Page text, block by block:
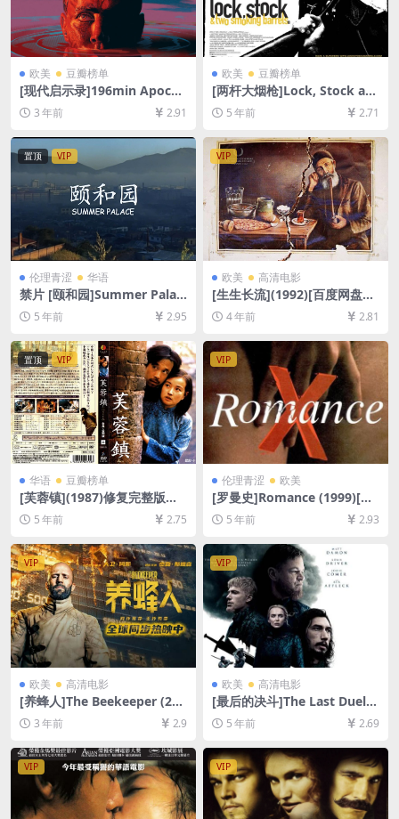
欧美 豆瓣榜单
[现代启示录]196min Apocal
ypse Now (1979)[百度网盘
+夸克网盘+迅雷云盘资源1080
P超清未删减][MP4/11GB][中
英字幕]
3 年前 2.91
欧美 豆瓣榜单
[两杆大烟枪]Lock, Stock an
d Two Smoking Barrels (19
98)[百度网盘+迅雷云盘资源1
080P超清未删减][MP4/6.6G
B][中英字幕]
5 年前 2.71
置顶 VIP
伦理青涩 华语
禁片 [颐和园]Summer Palac
e(2006)[百度网盘+夸克网盘
+迅雷云盘资源未删减1080P
高清][MP4/7GB][中英字幕]
5 年前 2.95
VIP
欧美 高清电影
[生生长流](1992)[百度网盘
+迅雷云盘资源1080P超清未
删减][MP4/5.9GB][中文字幕]
4 年前 2.81
置顶 VIP
华语 豆瓣榜单
[芙蓉镇](1987)修复完整版蓝
光原盘164分钟[百度网盘+迅
雷云盘+阿里云盘+夸克网盘资
源超清未删减1080P][MP4/13
GB/40GB][中文字幕]
5 年前 2.75
VIP
伦理青涩 欧美
[罗曼史]Romance (1999)[百
度网盘+迅雷云盘资源1080P
超清未删减][MP4/6.3GB][原
声中英字幕]【手机无法在线播
放，请下载防和谐压缩包（含
解压密码）】
5 年前 2.93
VIP
欧美 高清电影
[养蜂人]The Beekeeper (202
4)[百度网盘+夸克网盘1080P
超清未删减资源][网盘在线播
放/下载][MP4/6.8GB][中英字
幕]
3 年前 2.9
VIP
欧美 高清电影
[最后的决斗]The Last Duel
(2021)[百度网盘+迅雷云盘资
源1080P超清未删减][MP4/9.
8GB][中英字幕]
5 年前 2.69
VIP VIP